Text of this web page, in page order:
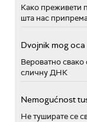
Како преживети
шта нас
Dvojnik mog oca
Вероватно свако
сличну ДНК
Nemogućnost
Не туширате се